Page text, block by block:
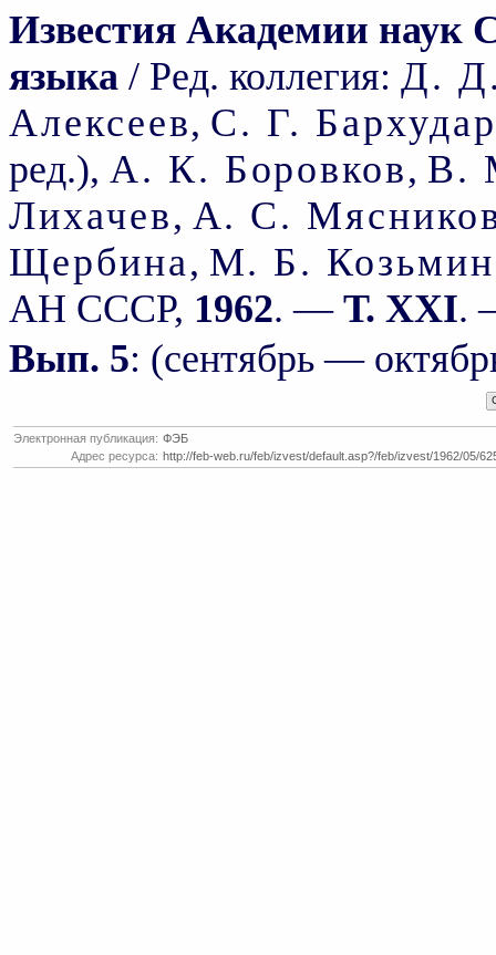
Известия Академии наук
языка / Ред. коллегия: Д.
Алексеев, С. Г.
ред.), А. К. Боровков, В.
Лихачев, А. С.
Щербина, М. Б.
АН СССР, 1962. — Т. XXI.
Вып. 5: (сентябрь —
Электронная публикация: ФЭБ
Адрес ресурса: http://feb-web.ru/feb/izvest/default.asp?/feb/izvest/1962/05/